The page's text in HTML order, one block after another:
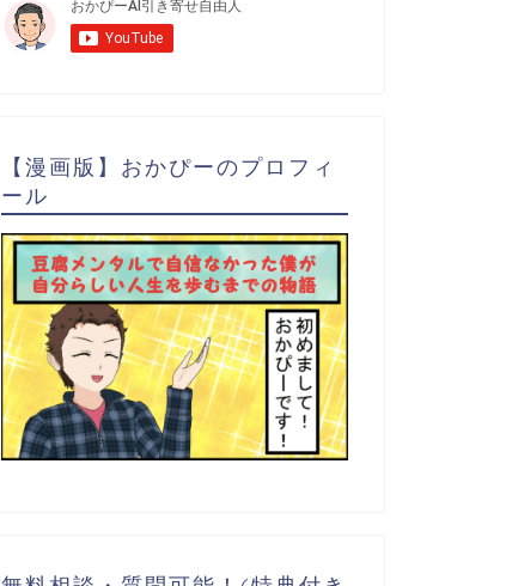
【漫画版】おかぴーのプロフィ
ール